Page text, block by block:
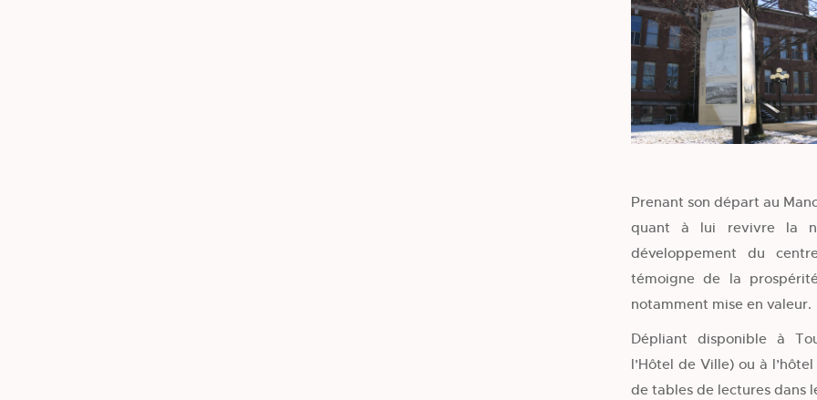
Prenant son départ au
quant à lui revivre la
développement du
témoigne de la
notamment mise en valeur.
Dépliant disponible à
l’Hôtel de Ville) ou à
de tables de lectures dans